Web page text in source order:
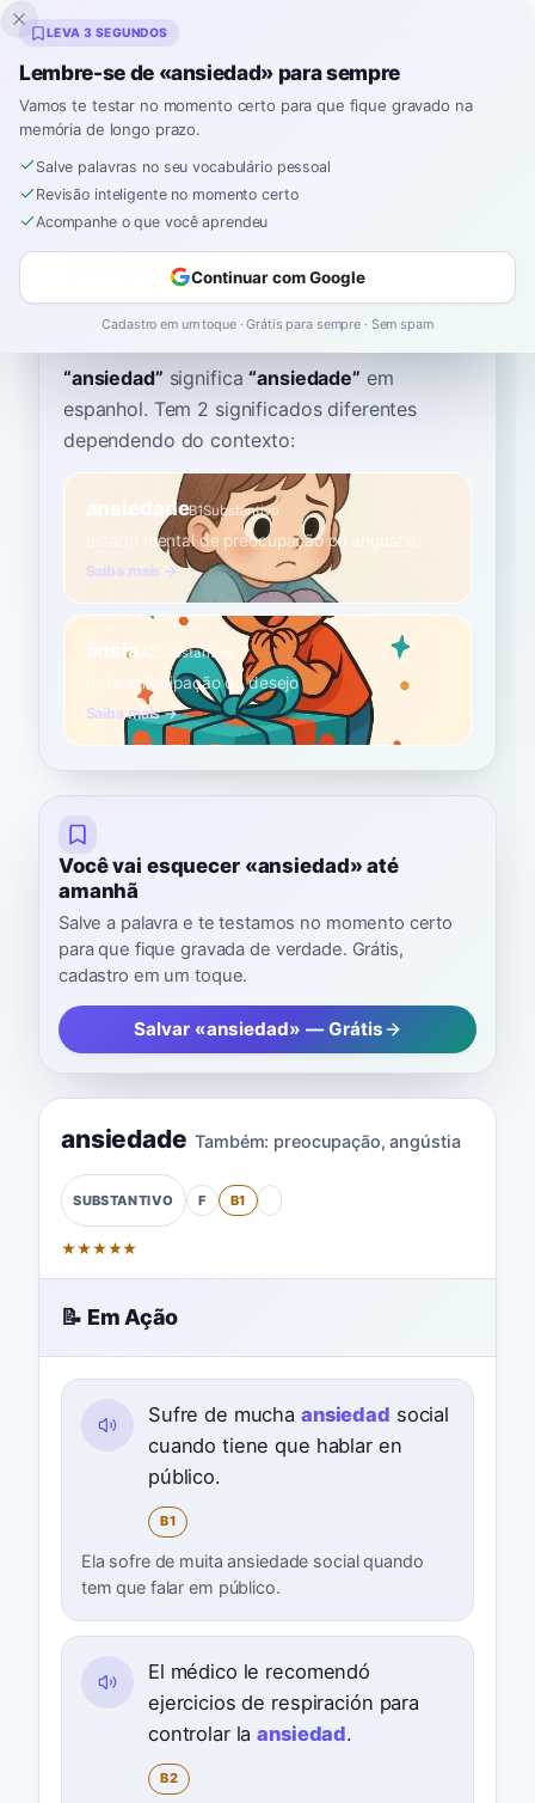
Inklingo
Início›Espanhol›Dicionário›ansiedad
ansiedad
ahn-syay-DAHD ansjeˈðað
“ansiedad” significa “ansiedade” em
espanhol. Tem 2 significados diferentes
dependendo do contexto:
ansiedadeB1Substantivo
estado mental de preocupação ou angústia
Saiba mais →
ânsia Substantivo
forte antecipação ou desejo
Saiba mais →
Você vai esquecer «ansiedad» até
amanhã
Salve a palavra e te testamos no momento certo
para que fique gravada de verdade. Grátis,
cadastro em um toque.
Salvar «ansiedad» — Grátis
ansiedade Também: preocupação,angústia
SUBSTANTIVO F B1
★★★★★
📝 Em Ação
Sufre de mucha ansiedad social
cuando tiene que hablar en
público.
B1
Ela sofre de muita ansiedade social quando
tem que falar em público.
El médico le recomendó
ejercicios de respiración para
controlar laansiedad.
B2
LEVA 3 SEGUNDOS
Lembre-se de «ansiedad» para sempre
Vamos te testar no momento certo para que fique gravado na
memória de longo prazo.
Salve palavras no seu vocabulário pessoal
Revisão inteligente no momento certo
Acompanhe o que você aprendeu
Continuar com Google
Cadastro em um toque · Grátis para sempre · Sem spam